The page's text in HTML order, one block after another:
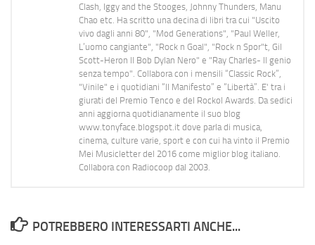
Clash, Iggy and the Stooges, Johnny Thunders, Manu
Chao etc. Ha scritto una decina di libri tra cui "Uscito
vivo dagli anni 80", "Mod Generations", "Paul Weller,
L’uomo cangiante", "Rock n Goal", "Rock n Spor"t, Gil
Scott-Heron Il Bob Dylan Nero" e "Ray Charles- Il genio
senza tempo". Collabora con i mensili “Classic Rock”,
"Vinile" e i quotidiani “Il Manifesto” e “Libertà”. E' tra i
giurati del Premio Tenco e del Rockol Awards. Da sedici
anni aggiorna quotidianamente il suo blog
www.tonyface.blogspot.it dove parla di musica,
cinema, culture varie, sport e con cui ha vinto il Premio
Mei Musicletter del 2016 come miglior blog italiano.
Collabora con Radiocoop dal 2003.
POTREBBERO INTERESSARTI ANCHE...